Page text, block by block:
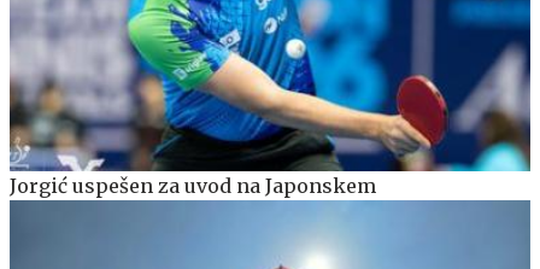
Jorgić uspešen za uvod na Japonskem